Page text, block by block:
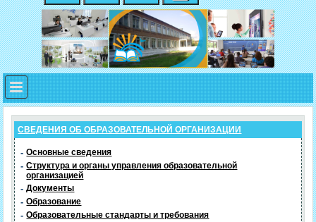
СВЕДЕНИЯ ОБ ОБРАЗОВАТЕЛЬНОЙ ОРГАНИЗАЦИИ
- Основные сведения
- Структура и органы управления образовательной
организацией
- Документы
- Образование
- Образовательные стандарты и требования